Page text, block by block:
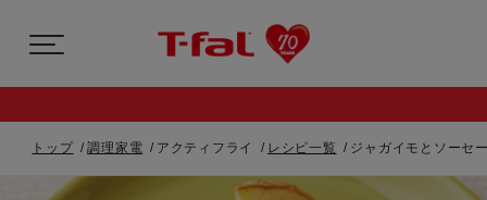
トップ 調理家電 アクティフライ レシピ一覧 ジャガイモとソーセ